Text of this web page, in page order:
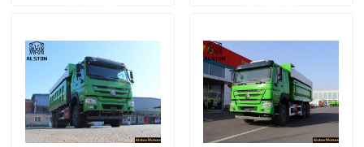
Produits
A propos de nous